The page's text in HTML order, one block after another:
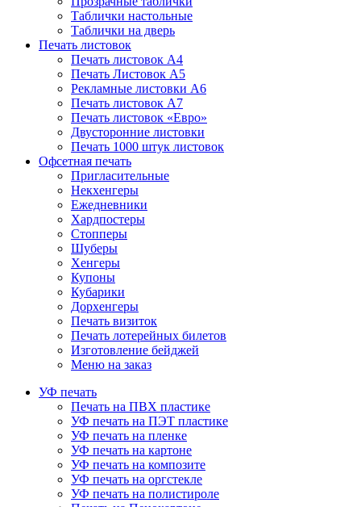
Таблички настольные
Таблички на дверь
Печать листовок
Печать листовок А4
Печать Листовок А5
Рекламные листовки А6
Печать листовок А7
Печать листовок «Евро»
Двусторонние листовки
Печать 1000 штук листовок
Офсетная печать
Пригласительные
Некхенгеры
Ежедневники
Хардпостеры
Стопперы
Шуберы
Хенгеры
Купоны
Кубарики
Дорхенгеры
Печать визиток
Печать лотерейных билетов
Изготовление бейджей
Меню на заказ
УФ печать
Печать на ПВХ пластике
УФ печать на ПЭТ пластике
УФ печать на пленке
УФ печать на картоне
УФ печать на композите
УФ печать на оргстекле
УФ печать на полистироле